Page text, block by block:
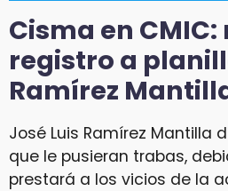
Cisma en
registro a
Ramírez
José Luis Ramírez Mantilla
que le pusieran trabas,
prestará a los vicios de la